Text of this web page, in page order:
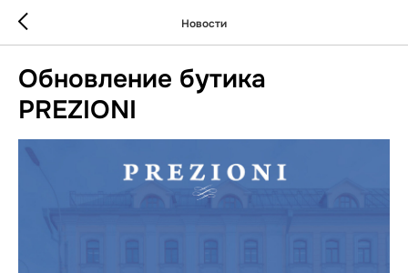
Новости
Обновление бутика
PREZIONI